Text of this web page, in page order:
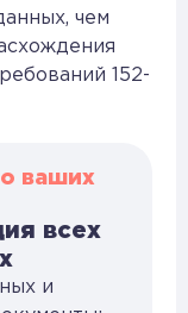
чем
152-
ваших
всех
и